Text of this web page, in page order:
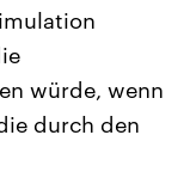
Beiträge,
und
die Vereinigten
mächtigsten Ländern
großem Einfluss auf
Weltgeschehen.
würde, wenn
durch den